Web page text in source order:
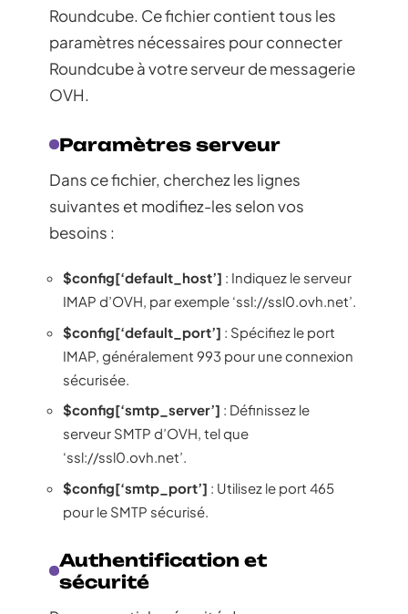
Roundcube. Ce fichier contient tous les
paramètres nécessaires pour connecter
Roundcube à votre serveur de messagerie
OVH.
Paramètres serveur
Dans ce fichier, cherchez les lignes
suivantes et modifiez-les selon vos
besoins :
$config[‘default_host’] : Indiquez le serveur
IMAP d’OVH, par exemple ‘ssl://ssl0.ovh.net’.
$config[‘default_port’] : Spécifiez le port
IMAP, généralement 993 pour une connexion
sécurisée.
$config[‘smtp_server’] : Définissez le
serveur SMTP d’OVH, tel que
‘ssl://ssl0.ovh.net’.
$config[‘smtp_port’] : Utilisez le port 465
pour le SMTP sécurisé.
Authentification et
sécurité